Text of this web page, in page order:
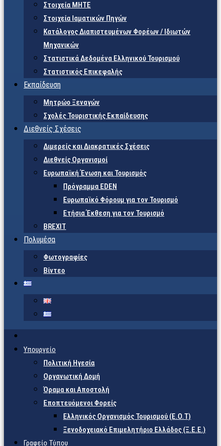
Στοιχεία ΜΗΤΕ
Στοιχεία Ιαματικών Πηγών
Κατάλογος Διαπιστευμένων Φορέων / Ιδιωτών
Μηχανικών
Στατιστικά Δεδομένα Ελληνικού Τουρισμού
Στατιστικός Επικεφαλής
Εκπαίδευση
Μητρώο Ξεναγών
Σχολές Τουριστικής Εκπαίδευσης
Διεθνείς Σχέσεις
Διμερείς και Διακρατικές Σχέσεις
Διεθνείς Οργανισμοί
Ευρωπαϊκή Ένωση και Τουρισμός
Πρόγραμμα EDEN
Ευρωπαϊκό Φόρουμ για τον Τουρισμό
Ετήσια Έκθεση για τον Τουρισμό
BREXIT
Πολυμέσα
Φωτογραφίες
Βίντεο
Υπουργείο
Πολιτική Ηγεσία
Οργανωτική Δομή
Όραμα και Αποστολή
Εποπτευόμενοι Φορείς
Eλληνικός Οργανισμός Τουρισμού (Ε.Ο.Τ)
Ξενοδοχειακό Επιμελητήριο Ελλάδος (Ξ.Ε.Ε.)
Γραφείο Τύπου